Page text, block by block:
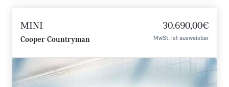
MINI
Cooper Countryman
30.690,00€
MwSt. ist ausweisbar